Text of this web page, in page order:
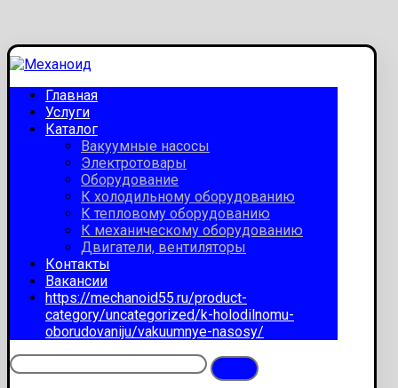
Главная
Услуги
Каталог
Вакуумные насосы
Электротовары
Оборудование
К холодильному оборудованию
К тепловому оборудованию
К механическому оборудованию
Двигатели, вентиляторы
Контакты
Вакансии
https://mechanoid55.ru/product-
category/uncategorized/k-holodilnomu-
oborudovaniju/vakuumnye-nasosy/